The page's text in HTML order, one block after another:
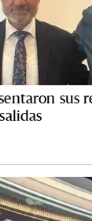
sus